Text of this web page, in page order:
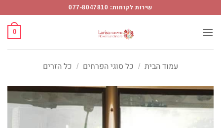
content
שירות לקוחות: 077-8047810
0
עמוד הבית / כל סוגי הפרחים / כל הזרים